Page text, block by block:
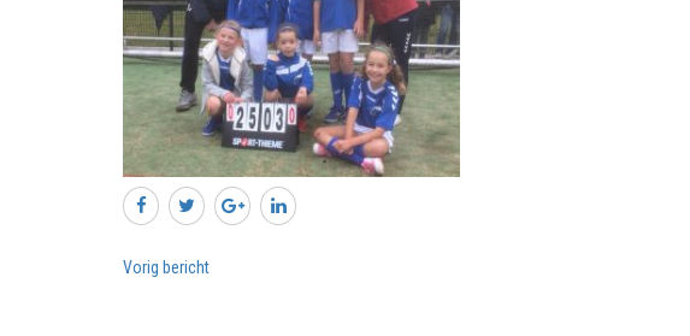
Vorig bericht